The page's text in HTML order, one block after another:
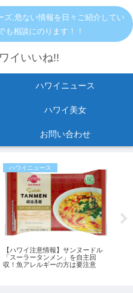
,危ない情報を日々ご紹介してい
も相談にのります！！
イいいね!!
ハワイニュース
ハワイ美女
お問い合わせ
ハワイニュース
【ハワイ注意情報】サンヌードル
「スーラータンメン」を自主回
収！魚アレルギーの方は要注意